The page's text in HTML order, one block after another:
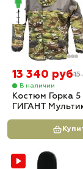
13 340 руб15
В наличии
Костюм Горка
ГИГАНТ